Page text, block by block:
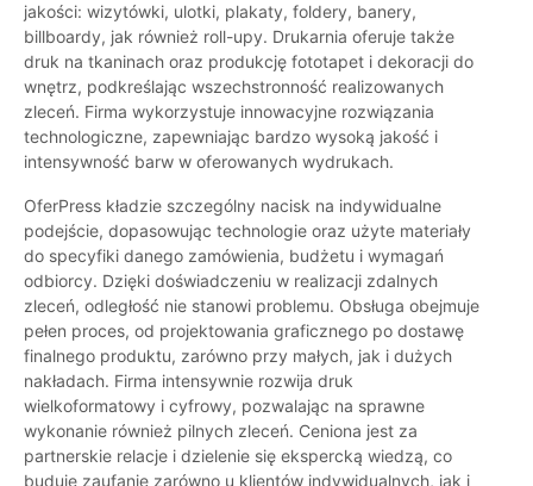
jakości: wizytówki, ulotki, plakaty, foldery, banery,
billboardy, jak również roll-upy. Drukarnia oferuje także
druk na tkaninach oraz produkcję fototapet i dekoracji do
wnętrz, podkreślając wszechstronność realizowanych
zleceń. Firma wykorzystuje innowacyjne rozwiązania
technologiczne, zapewniając bardzo wysoką jakość i
intensywność barw w oferowanych wydrukach.
OferPress kładzie szczególny nacisk na indywidualne
podejście, dopasowując technologie oraz użyte materiały
do specyfiki danego zamówienia, budżetu i wymagań
odbiorcy. Dzięki doświadczeniu w realizacji zdalnych
zleceń, odległość nie stanowi problemu. Obsługa obejmuje
pełen proces, od projektowania graficznego po dostawę
finalnego produktu, zarówno przy małych, jak i dużych
nakładach. Firma intensywnie rozwija druk
wielkoformatowy i cyfrowy, pozwalając na sprawne
wykonanie również pilnych zleceń. Ceniona jest za
partnerskie relacje i dzielenie się ekspercką wiedzą, co
buduje zaufanie zarówno u klientów indywidualnych, jak i